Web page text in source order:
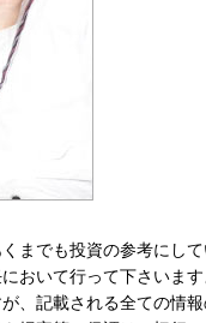
までも投資の参考にし
おいて行って下さいま
、記載される全ての情